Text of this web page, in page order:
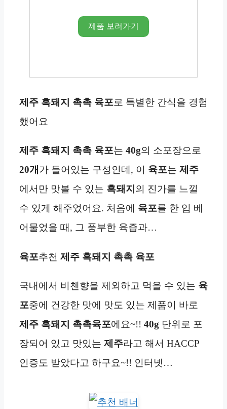
제품 보러가기
제주 흑돼지 촉촉 육포로 특별한 간식을 경험
했어요
제주 흑돼지 촉촉 육포는 40g의 소포장으로
20개 가 들어있는 구성인데, 이 육포는 제주
에서만 맛볼 수 있는 흑돼지 의 진가를 느낄
수 있게 해주었어요. 처음에 육포를 한 입 베
어물었을 때, 그 풍부한 육즙과…
육포추천 제주 흑돼지 촉촉 육포
국내에서 비첸향을 제외하고 먹을 수 있는 육
포중에 건강한 맛에 맛도 있는 제품이 바로
제주 흑돼지 촉촉육포에요~!! 40g 단위로 포
장되어 있고 맛있는 제주라고 해서 HACCP
인증도 받았다고 하구요~!! 인터넷…